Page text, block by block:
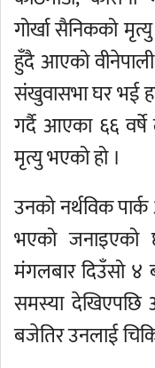
गोर्खा सैनिकको
हुँदै आएको
संखुवासभा घर भई
गर्दै आएका ६६
मृत्यु भएको हो ।
उनको नर्थविक
भएको जनाइएको
मंगलबार दिउँसो ४
समस्या देखिएपछि
बजेतिर उनलाई